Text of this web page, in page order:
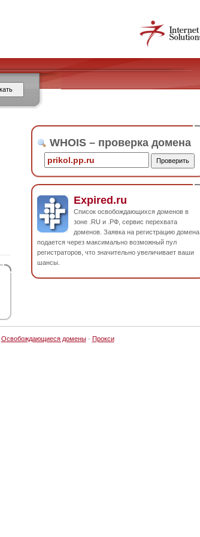
WHOIS – проверка домена
Expired.ru
Список освобождающихся доменов в
зоне .RU и .РФ, сервис перехвата
доменов. Заявка на регистрацию домена
подается через максимально возможный пул
регистраторов, что значительно увеличивает ваши
шансы.
Освобождающиеся домены· Прокси